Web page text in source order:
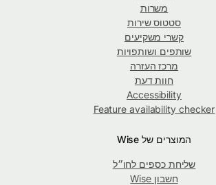
משרות
סטטוס שירות
קשרי משקיעים
שותפים ושותפויות
מרכז העזרה
חוות דעת
Accessibility
Feature availability checker
המוצרים של Wise
שליחת כספים לחו״ל
חשבון Wise